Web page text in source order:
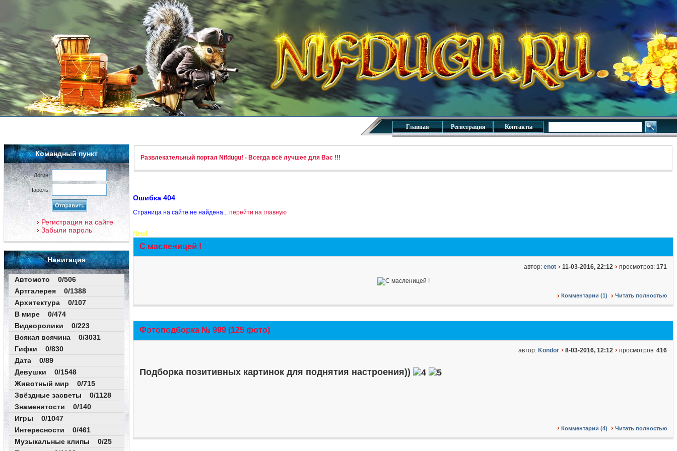
Главная Регистрация Контакты
Командный пункт
Логин:
Пароль:
Регистрация на сайте
Забыли пароль
Навигация
Автомото 0/506
Артгалерея 0/1388
Архитектура 0/107
В мире 0/474
Видеоролики 0/223
Всякая всячина 0/3031
Гифки 0/830
Дата 0/89
Девушки 0/1548
Животный мир 0/715
Звёздные засветы 0/1128
Знаменитости 0/140
Игры 0/1047
Интересности 0/461
Музыкальные клипы 0/25
Развлекательный портал Nifdugu! - Всегда всё лучшее для Вас !!!
Ошибка 404
Страница на сайте не найдена... перейти на главную
New!
С масленицей !
автор: enot 11-03-2016, 22:12 просмотров: 171
Комментарии (1) Читать полностью
Фотоподборка № 999 (125 фото)
автор: Kondor 8-03-2016, 12:12 просмотров: 416
Подборка позитивных картинок для поднятия настроения))
Комментарии (4) Читать полностью